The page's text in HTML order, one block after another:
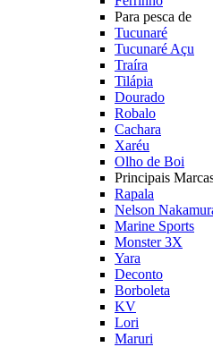
Para pesca de
Tucunaré
Tucunaré Açu
Traíra
Tilápia
Dourado
Robalo
Cachara
Xaréu
Olho de Boi
Principais
Rapala
Nelson
Marine Sports
Monster 3X
Yara
Deconto
Borboleta
KV
Lori
Maruri